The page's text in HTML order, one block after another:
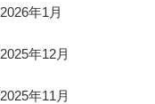
2026年1月
2025年12月
2025年11月